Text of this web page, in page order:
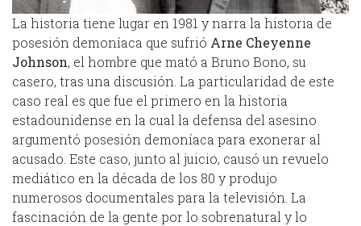
La historia tiene lugar en 1981 y narra la historia de
posesión demoníaca que sufrió Arne Cheyenne
Johnson, el hombre que mató a Bruno Bono, su
casero, tras una discusión. La particularidad de este
caso real es que fue el primero en la historia
estadounidense en la cual la defensa del asesino
argumentó posesión demoníaca para exonerar al
acusado. Este caso, junto al juicio, causó un revuelo
mediático en la década de los 80 y produjo
numerosos documentales para la televisión. La
fascinación de la gente por lo sobrenatural y lo